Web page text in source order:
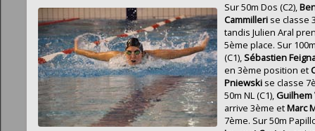
Sur 50m Dos (C2),
Cammilleri se classe
tandis Julien Aral
5ème place. Sur
(C1),Sébastien
en 3ème position et
Pniewski se classe
50m NL (C1),Guilhem
arrive 3ème etMarc
7ème. Sur 50m